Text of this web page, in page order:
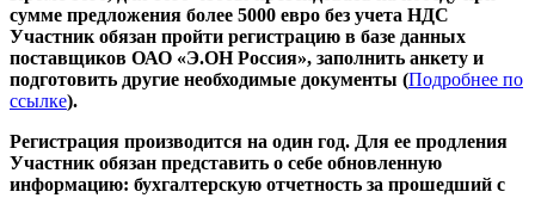
сумме предложения более 5000 евро без учета НДС
Участник обязан пройти регистрацию в базе данных
поставщиков ОАО «Э.ОН Россия», заполнить анкету и
подготовить другие необходимые документы (Подробнее по
ссылке).
Регистрация производится на один год. Для ее продления
Участник обязан представить о себе обновленную
информацию: бухгалтерскую отчетность за прошедший с